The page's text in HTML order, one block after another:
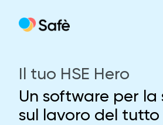
Home
Funzionalità
Il tuo HSE Hero
Un software per la
sul lavoro del tutto